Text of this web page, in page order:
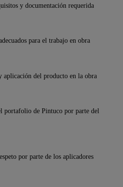
y documentación requerida
para el trabajo en obra
aplicación del producto en la obra
portafolio de Pintuco por parte del
por parte de los aplicadores